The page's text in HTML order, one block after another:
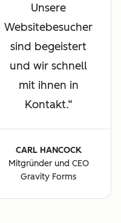
Unsere
Websitebesucher
sind begeistert
und wir schnell
mit ihnen in
Kontakt.
CARL HANCOCK
Mitgründer und CEO
Gravity Forms